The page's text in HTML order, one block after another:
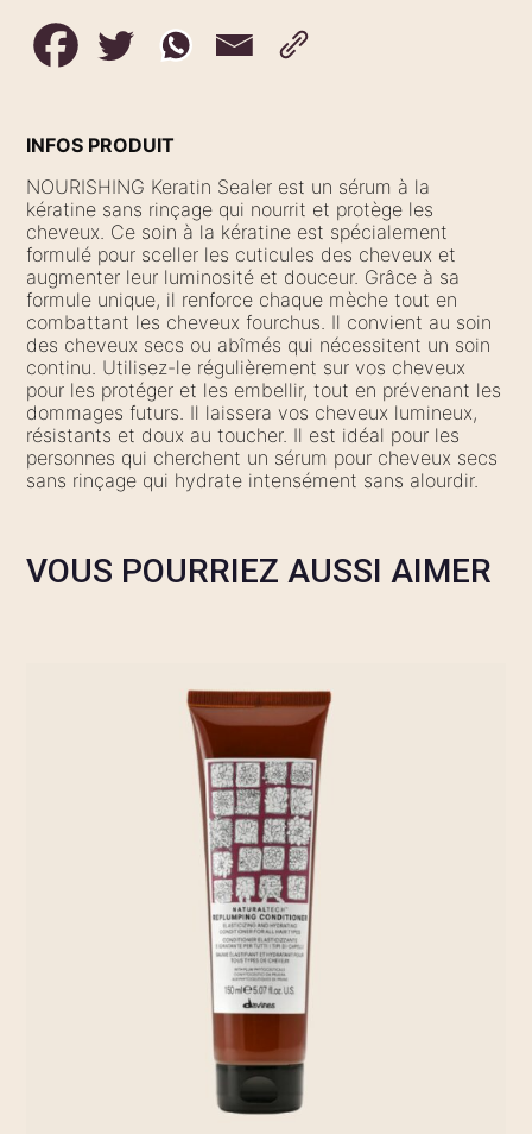
INFOS PRODUIT
NOURISHING Keratin Sealer est un sérum à la
kératine sans rinçage qui nourrit et protège les
cheveux. Ce soin à la kératine est spécialement
formulé pour sceller les cuticules des cheveux et
augmenter leur luminosité et douceur. Grâce à sa
formule unique, il renforce chaque mèche tout en
combattant les cheveux fourchus. Il convient au soin
des cheveux secs ou abîmés qui nécessitent un soin
continu. Utilisez-le régulièrement sur vos cheveux
pour les protéger et les embellir, tout en prévenant les
dommages futurs. Il laissera vos cheveux lumineux,
résistants et doux au toucher. Il est idéal pour les
personnes qui cherchent un sérum pour cheveux secs
sans rinçage qui hydrate intensément sans alourdir.
VOUS POURRIEZ AUSSI AIMER